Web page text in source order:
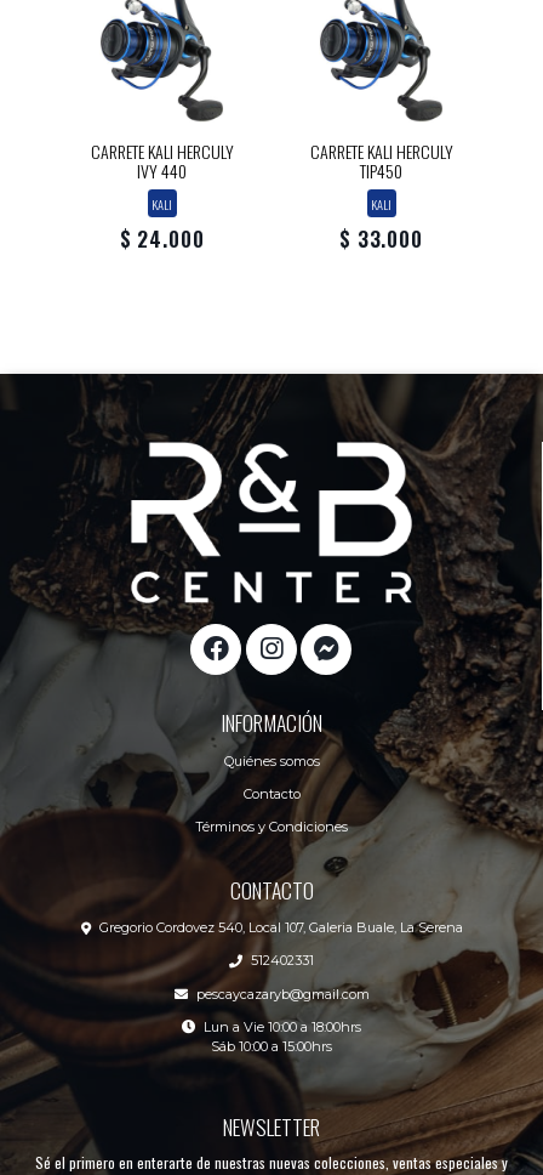
CARRETE KALI HERCULY
IVY 440
KALI
$ 24.000
CARRETE KALI HERCULY
TIP450
KALI
$ 33.000
INFORMACIÓN
Quiénes somos
Contacto
Términos y Condiciones
CONTACTO
Gregorio Cordovez 540, Local 107, Galeria Buale, La Serena
512402331
pescaycazaryb@gmail.com
Lun a Vie 10:00 a 18:00hrs
Sáb 10:00 a 15:00hrs
NEWSLETTER
Sé el primero en enterarte de nuestras nuevas colecciones, ventas especiales y